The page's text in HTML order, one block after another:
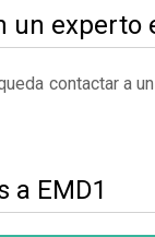
un experto
contactar a
a EMD1